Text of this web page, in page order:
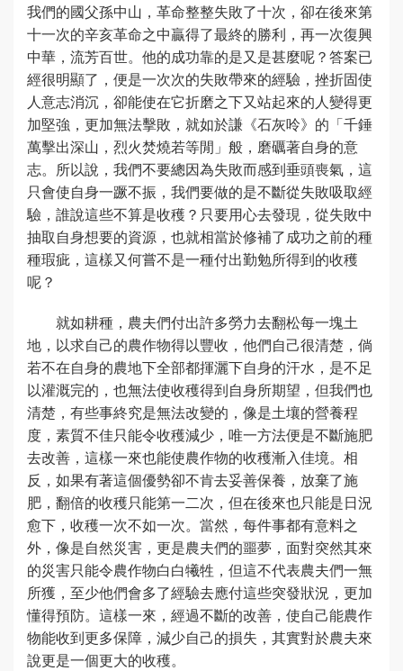
我們的國父孫中山，革命整整失敗了十次，卻在後來第
十一次的辛亥革命之中贏得了最終的勝利，再一次復興
中華，流芳百世。他的成功靠的是又是甚麼呢？答案已
經很明顯了，便是一次次的失敗帶來的經驗，挫折固使
人意志消沉，卻能使在它折磨之下又站起來的人變得更
加堅強，更加無法擊敗，就如於謙《石灰呤》的「千錘
萬擊出深山，烈火焚燒若等閒」般，磨礪著自身的意
志。所以說，我們不要總因為失敗而感到垂頭喪氣，這
只會使自身一蹶不振，我們要做的是不斷從失敗吸取經
驗，誰說這些不算是收穫？只要用心去發現，從失敗中
抽取自身想要的資源，也就相當於修補了成功之前的種
種瑕疵，這樣又何嘗不是一種付出勤勉所得到的收穫
呢？
就如耕種，農夫們付出許多勞力去翻松每一塊土
地，以求自己的農作物得以豐收，他們自己很清楚，倘
若不在自身的農地下全部都揮灑下自身的汗水，是不足
以灌溉完的，也無法使收穫得到自身所期望，但我們也
清楚，有些事終究是無法改變的，像是土壤的營養程
度，素質不佳只能令收穫減少，唯一方法便是不斷施肥
去改善，這樣一來也能使農作物的收穫漸入佳境。相
反，如果有著這個優勢卻不肯去妥善保養，放棄了施
肥，翻倍的收穫只能第一二次，但在後來也只能是日況
愈下，收穫一次不如一次。當然，每件事都有意料之
外，像是自然災害，更是農夫們的噩夢，面對突然其來
的災害只能令農作物白白犧牲，但這不代表農夫們一無
所獲，至少他們會多了經驗去應付這些突發狀況，更加
懂得預防。這樣一來，經過不斷的改善，使自己能農作
物能收到更多保障，減少自己的損失，其實對於農夫來
說更是一個更大的收穫。